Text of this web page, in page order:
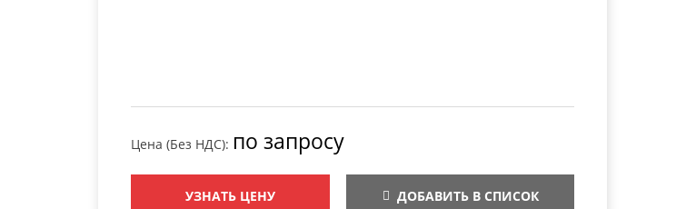
Цена (Без НДС): по запросу
УЗНАТЬ ЦЕНУ ДОБАВИТЬ В СПИСОК